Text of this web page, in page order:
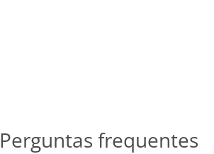
Perguntas frequentes